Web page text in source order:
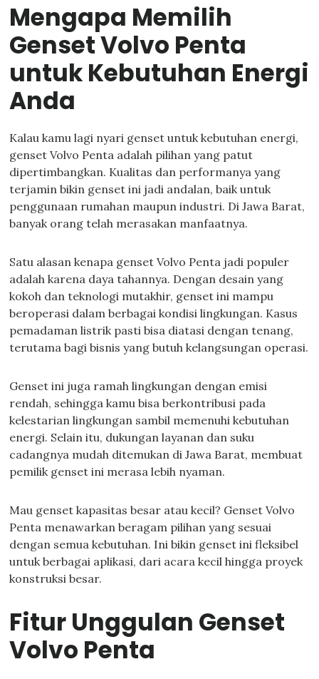
Mengapa Memilih
Genset Volvo Penta
untuk Kebutuhan Energi
Anda
Kalau kamu lagi nyari genset untuk kebutuhan energi,
genset Volvo Penta adalah pilihan yang patut
dipertimbangkan. Kualitas dan performanya yang
terjamin bikin genset ini jadi andalan, baik untuk
penggunaan rumahan maupun industri. Di Jawa Barat,
banyak orang telah merasakan manfaatnya.
Satu alasan kenapa genset Volvo Penta jadi populer
adalah karena daya tahannya. Dengan desain yang
kokoh dan teknologi mutakhir, genset ini mampu
beroperasi dalam berbagai kondisi lingkungan. Kasus
pemadaman listrik pasti bisa diatasi dengan tenang,
terutama bagi bisnis yang butuh kelangsungan operasi.
Genset ini juga ramah lingkungan dengan emisi
rendah, sehingga kamu bisa berkontribusi pada
kelestarian lingkungan sambil memenuhi kebutuhan
energi. Selain itu, dukungan layanan dan suku
cadangnya mudah ditemukan di Jawa Barat, membuat
pemilik genset ini merasa lebih nyaman.
Mau genset kapasitas besar atau kecil? Genset Volvo
Penta menawarkan beragam pilihan yang sesuai
dengan semua kebutuhan. Ini bikin genset ini fleksibel
untuk berbagai aplikasi, dari acara kecil hingga proyek
konstruksi besar.
Fitur Unggulan Genset
Volvo Penta